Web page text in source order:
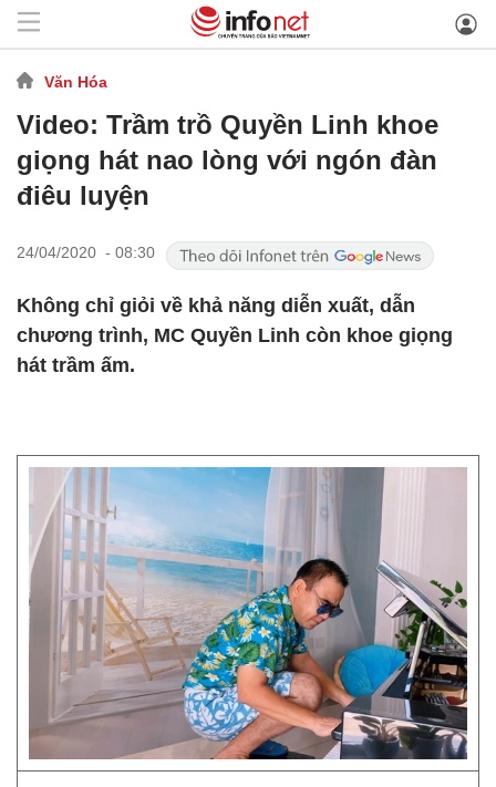
Văn Hóa
Video: Trầm trồ Quyền Linh khoe
giọng hát nao lòng với ngón đàn
điêu luyện
24/04/2020 - 08:30
Không chỉ giỏi về khả năng diễn xuất, dẫn
chương trình, MC Quyền Linh còn khoe giọng
hát trầm ấm.